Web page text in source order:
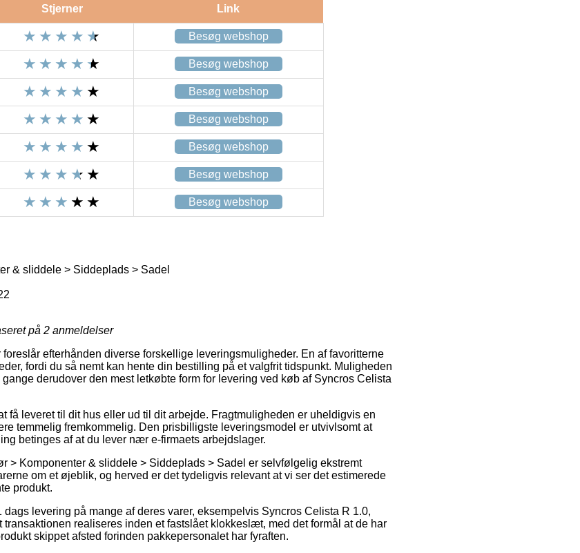
Stjerner Link
Besøg webshop
Besøg webshop
Besøg webshop
Besøg webshop
Besøg webshop
Besøg webshop
Besøg webshop
& sliddele > Siddeplads > Sadel
på 2 anmeldelser
efterhånden diverse forskellige leveringsmuligheder. En af favoritterne
fordi du så nemt kan hente din bestilling på et valgfrit tidspunkt. Muligheden
derudover den mest letkøbte form for levering ved køb af Syncros Celista
få leveret til dit hus eller ud til dit arbejde. Fragtmuligheden er uheldigvis en
temmelig fremkommelig. Den prisbilligste leveringsmodel er utvivlsomt at
betinges af at du lever nær e-firmaets arbejdslager.
> Komponenter & sliddele > Siddeplads > Sadel er selvfølgelig ekstremt
om et øjeblik, og herved er det tydeligvis relevant at vi ser det estimerede
produkt.
levering på mange af deres varer, eksempelvis Syncros Celista R 1.0,
realiseres inden et fastslået klokkeslæt, med det formål at de har
skippet afsted forinden pakkepersonalet har fyraften.